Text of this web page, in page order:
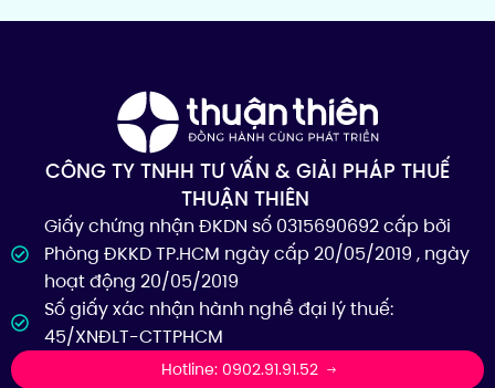
CÔNG TY TNHH TƯ VẤN & GIẢI PHÁP THUẾ
THUẬN THIÊN
Giấy chứng nhận ĐKDN số 0315690692 cấp bởi
Phòng ĐKKD TP.HCM ngày cấp 20/05/2019 , ngày
hoạt động 20/05/2019
Số giấy xác nhận hành nghề đại lý thuế:
45/XNĐLT-CTTPHCM
Hotline: 0902.91.91.52